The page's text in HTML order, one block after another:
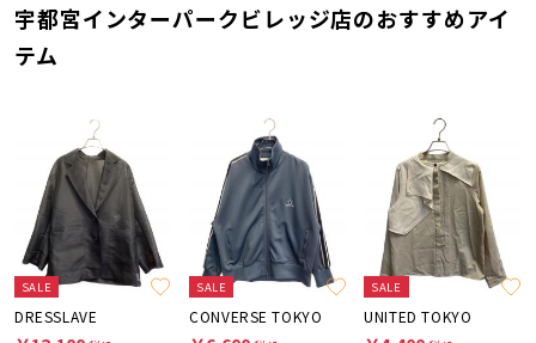
宇都宮インターパークビレッジ店のおすすめアイ
テム
SALE
DRESSLAVE
SALE
CONVERSE TOKYO
SALE
UNITED TOKYO